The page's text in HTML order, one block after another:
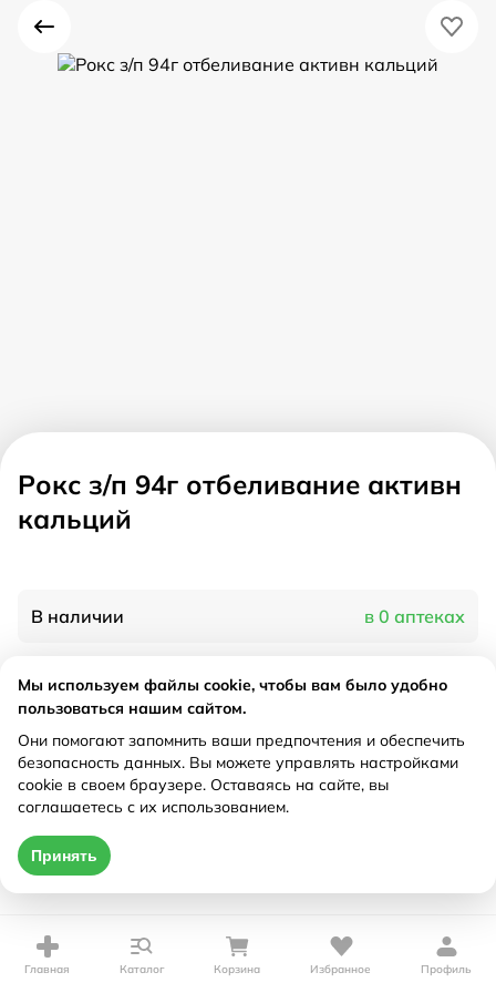
Рокс з/п 94г отбеливание активн
кальций
В наличии в 0 аптеках
Характеристики
Рецепт Не требуется
Цена действительна только при оформлении онлайн
Главная Каталог Корзина Избранное Профиль
Мы используем файлы cookie, чтобы вам было удобно
пользоваться нашим сайтом.
Они помогают запомнить ваши предпочтения и обеспечить
безопасность данных. Вы можете управлять настройками
cookie в своем браузере. Оставаясь на сайте, вы
соглашаетесь с их использованием.
Принять